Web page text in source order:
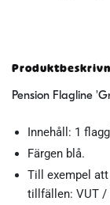
Pension Flagline
Innehåll: 1
Färgen blå.
Till exempel
tillfällen: VUT /